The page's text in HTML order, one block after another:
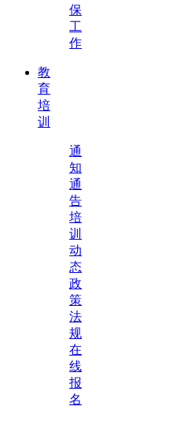
保
工
作
教
育
培
训
通
知
通
告
培
训
动
态
政
策
法
规
在
线
报
名